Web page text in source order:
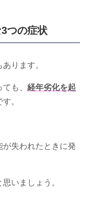
3つの症状
ります。
も、 経年劣化を起
。
が失われたときに発
いましょう。